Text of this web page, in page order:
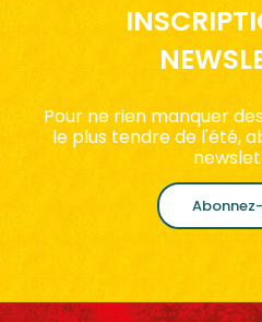
Pour ne rien manquer
le plus tendre de l'été,